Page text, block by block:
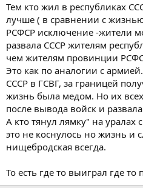
Тем кто жил в республиках
лучше ( в сравнении с
РСФСР исключение -жители
развала СССР жителям
чем жителям провинции
Это как по аналогии с
СССР в ГСВГ, за границей
жизнь была медом. Но их
после вывода войск и
А кто тянул лямку" на уралах
это не коснулось но жизнь и
нищебродская всегда.
То есть где то выиграл где то